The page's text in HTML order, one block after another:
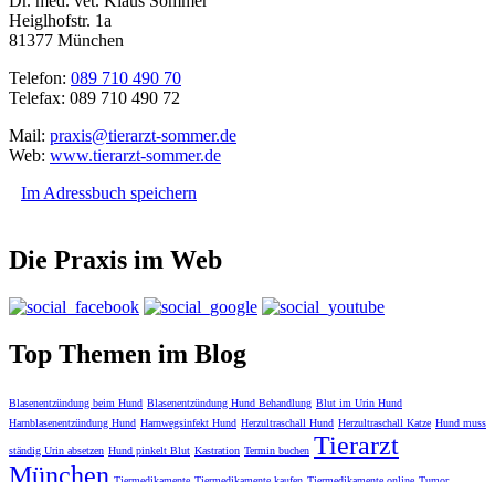
Heiglhofstr. 1a
81377 München
Telefon: 089 710 490 70
Telefax: 089 710 490 72
Mail: praxis@tierarzt-sommer.de
Web: www.tierarzt-sommer.de
Im Adressbuch speichern
Die Praxis im Web
Top Themen im Blog
Blasenentzündung beim Hund Blasenentzündung Hund Behandlung Blut im Urin Hund
Harnblasenentzündung Hund Harnwegsinfekt Hund Herzultraschall Hund Herzultraschall Katze Hund muss
ständig Urin absetzen Hund pinkelt Blut Kastration Termin buchen Tierarzt
München